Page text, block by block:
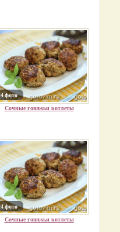
4 фото
Сочные говяжьи котлеты
4 фото
Сочные говяжьи котлеты